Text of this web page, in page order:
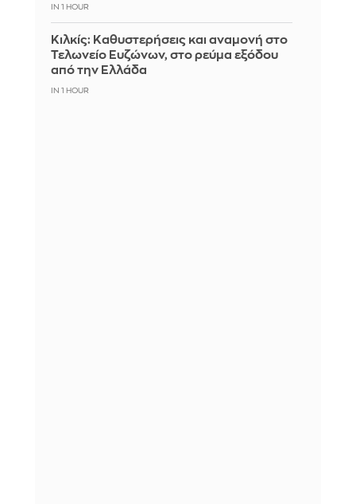
IN 1 HOUR
Κιλκίς: Καθυστερήσεις και αναμονή στο
Τελωνείο Ευζώνων, στο ρεύμα εξόδου
από την Ελλάδα
IN 1 HOUR